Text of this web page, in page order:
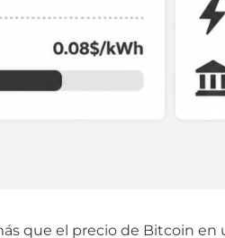
que el precio de Bitcoin en